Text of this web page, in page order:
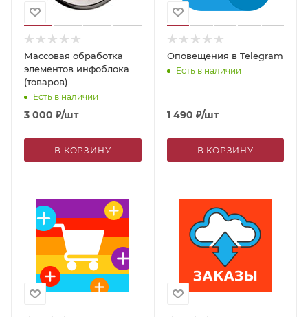
Массовая обработка
элементов инфоблока
(товаров)
Есть в наличии
3 000 ₽/шт
В КОРЗИНУ
Оповещения в Telegram
Есть в наличии
1 490 ₽/шт
В КОРЗИНУ